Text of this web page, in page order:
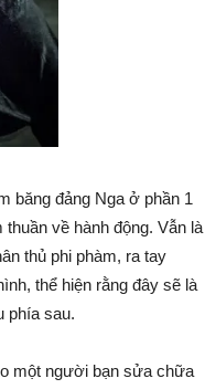
băng đảng Nga ở phần 1
về hành động. Vẫn là
thủ phi phàm, ra tay
thể hiện rằng đây sẽ là
phía sau.
một người bạn sửa chữa